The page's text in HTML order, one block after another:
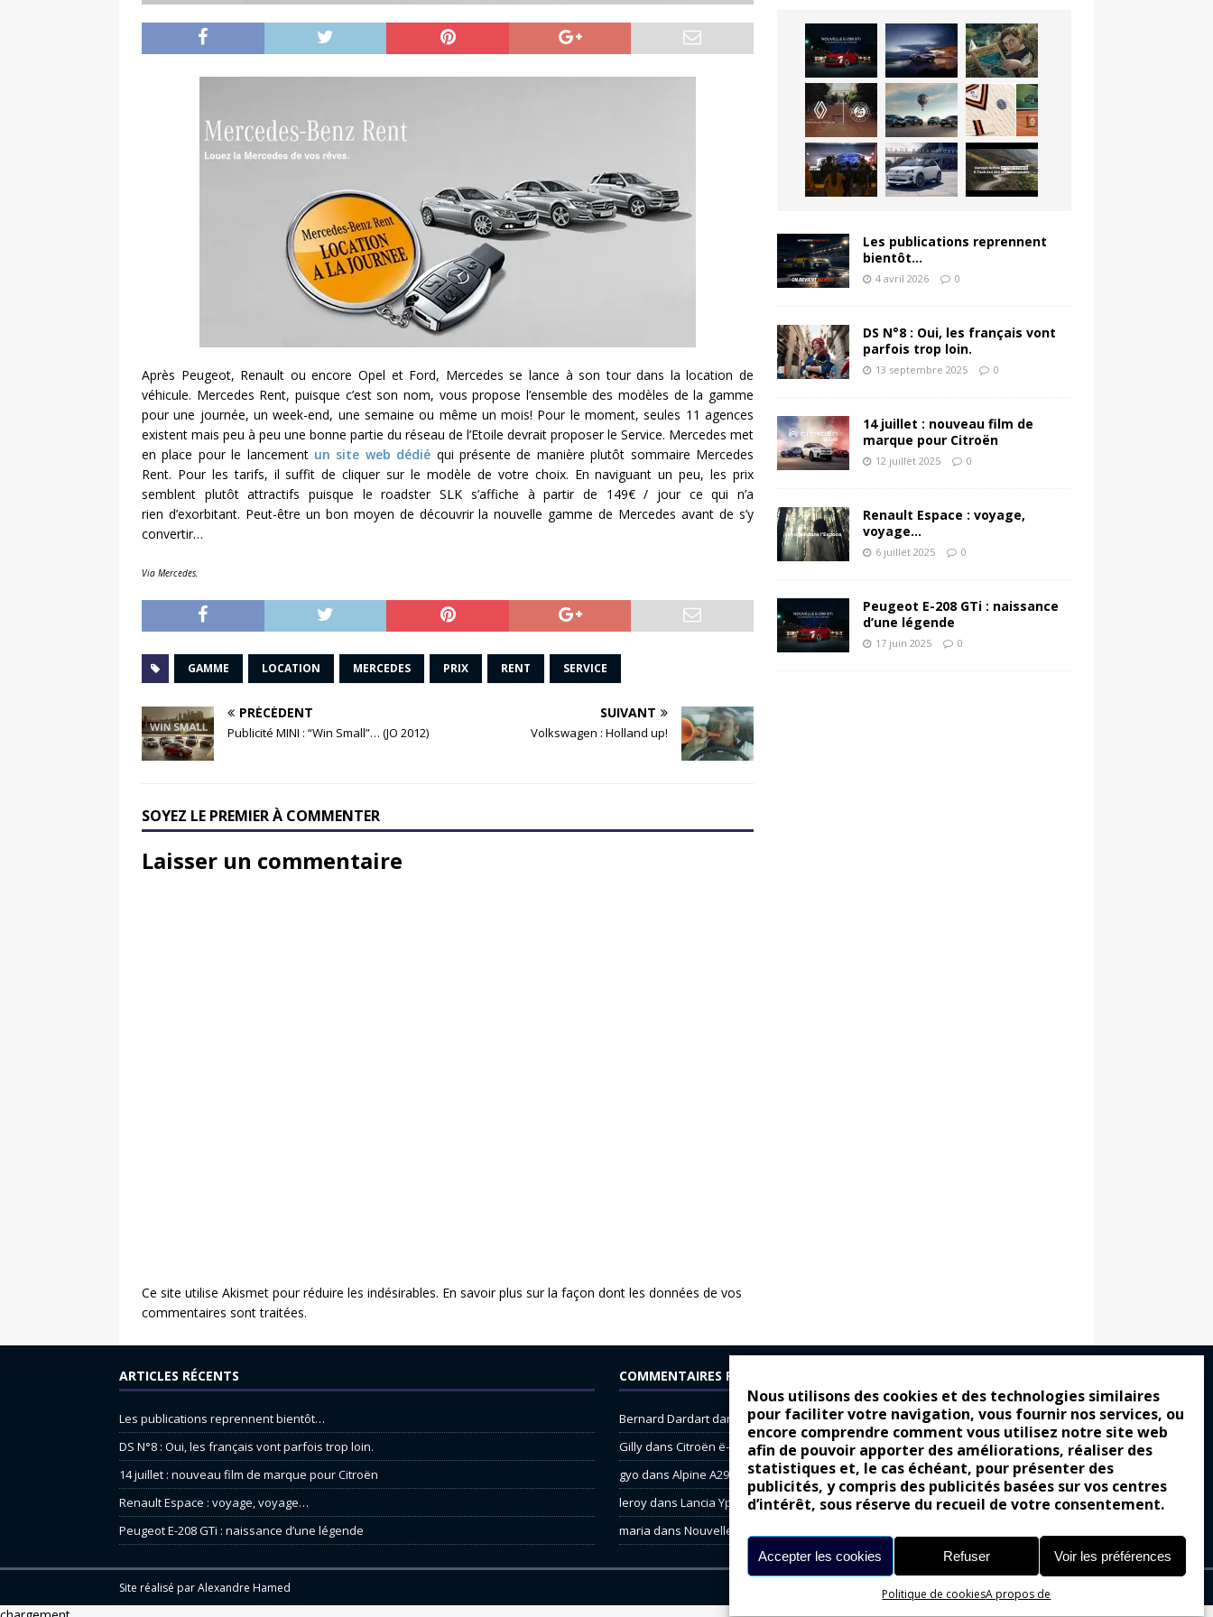
Nous utilisons des cookies et des technologies similaires
pour faciliter votre navigation, vous fournir nos services, ou
encore comprendre comment vous utilisez notre site web
afin de pouvoir apporter des améliorations, réaliser des
statistiques et, le cas échéant, pour présenter des
publicités, y compris des publicités basées sur vos centres
d’intérêt, sous réserve du recueil de votre consentement.
Accepter les cookies Refuser Voir les préférences
Politique de cookiesA propos de
Après Peugeot, Renault ou encore Opel et Ford, Mercedes se lance à son tour dans la location de
véhicule. Mercedes Rent, puisque c’est son nom, vous propose l’ensemble des modèles de la gamme
pour une journée, un week-end, une semaine ou même un mois! Pour le moment, seules 11 agences
existent mais peu à peu une bonne partie du réseau de l’Etoile devrait proposer le Service. Mercedes met
en place pour le lancement un site web dédié qui présente de manière plutôt sommaire Mercedes
Rent. Pour les tarifs, il suffit de cliquer sur le modèle de votre choix. En naviguant un peu, les prix
semblent plutôt attractifs puisque le roadster SLK s’affiche à partir de 149€ / jour ce qui n’a
rien d’exorbitant. Peut-être un bon moyen de découvrir la nouvelle gamme de Mercedes avant de s’y
convertir…
Via Mercedes.
GAMME LOCATION MERCEDES PRIX RENT SERVICE
PRÉCÉDENT
Publicité MINI : “Win Small”… (JO 2012)
SUIVANT
Volkswagen : Holland up!
SOYEZ LE PREMIER À COMMENTER
Laisser un commentaire
Ce site utilise Akismet pour réduire les indésirables. En savoir plus sur la façon dont les données de vos
commentaires sont traitées.
Les publications reprennent
bientôt…
4 avril 2026 0
DS N°8 : Oui, les français vont
parfois trop loin.
13 septembre 2025 0
14 juillet : nouveau film de
marque pour Citroën
12 juillet 2025 0
Renault Espace : voyage,
voyage…
6 juillet 2025 0
Peugeot E-208 GTi : naissance
d’une légende
17 juin 2025 0
ARTICLES RÉCENTS
Les publications reprennent bientôt…
DS N°8 : Oui, les français vont parfois trop loin.
14 juillet : nouveau film de marque pour Citroën
Renault Espace : voyage, voyage…
Peugeot E-208 GTi : naissance d’une légende
COMMENTAIRES RÉCENTS
Bernard Dardartdans
Dacia Sandero : pour les gens vrais
Gillydans Citroën ë-C3 : la révolution a commencé
gyo dans Alpine A290 : L’irrésistible attraction de la légèreté
leroydans Lancia Ypsilon : naturellement envoûtante ?
maria dans Nouvelle Opel Corsa : Yes of Corsa !
Site réalisé parAlexandre Hamed